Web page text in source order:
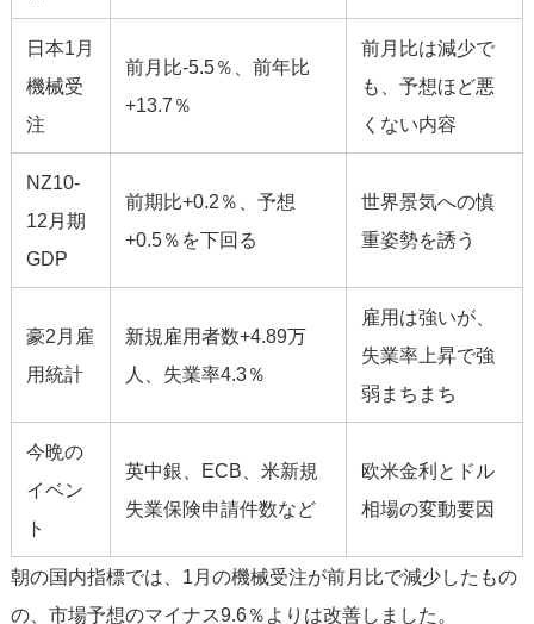
日本1月
機械受
注
前月比-5.5％、前年比
+13.7％
前月比は減少で
も、予想ほど悪
くない内容
NZ10-
12月期
GDP
前期比+0.2％、予想
+0.5％を下回る
世界景気への慎
重姿勢を誘う
豪2月雇
用統計
新規雇用者数+4.89万
人、失業率4.3％
雇用は強いが、
失業率上昇で強
弱まちまち
今晩の
イベン
ト
英中銀、ECB、米新規
失業保険申請件数など
欧米金利とドル
相場の変動要因
朝の国内指標では、1月の機械受注が前月比で減少したもの
の、市場予想のマイナス9.6％よりは改善しました。